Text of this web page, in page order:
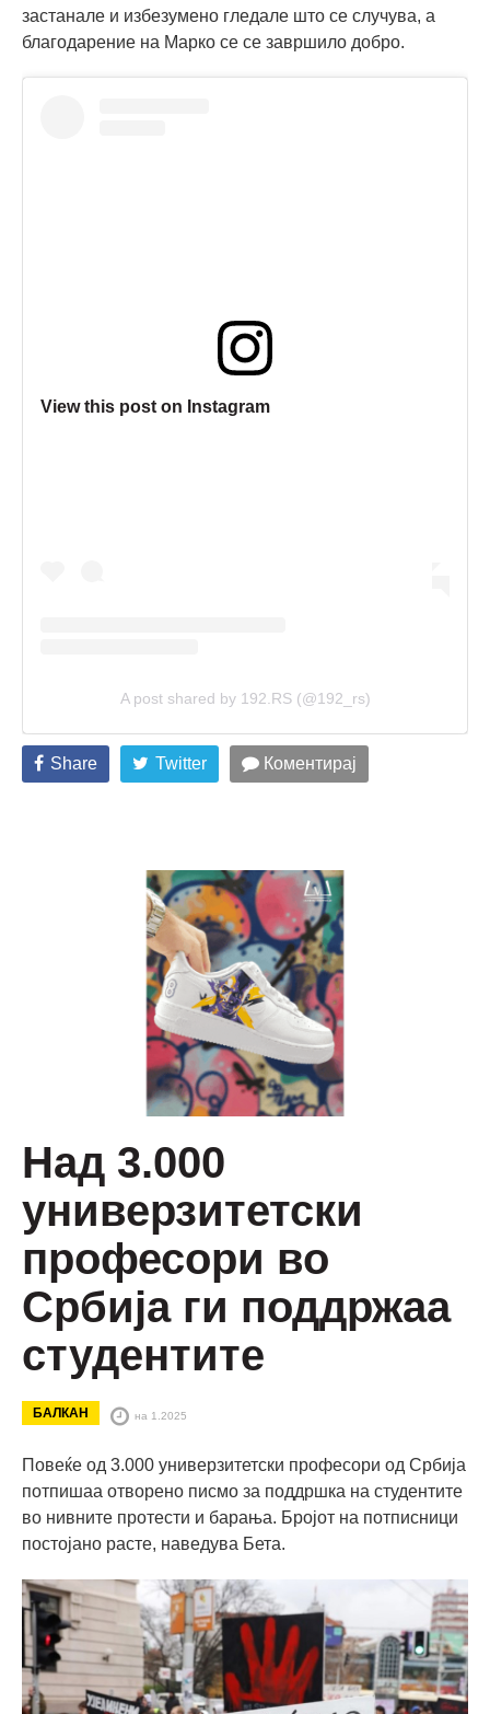
застанале и избезумено гледале што се случува, а
благодарение на Марко се се завршило добро.
View this post on Instagram
A post shared by 192.RS (@192_rs)
Share Twitter Коментирај
Над 3.000
универзитетски
професори во
Србија ги поддржаа
студентите
БАЛКАН на 1.2025
Повеќе од 3.000 универзитетски професори од Србија
потпишаа отворено писмо за поддршка на студентите
во нивните протести и барања. Бројот на потписници
постојано расте, наведува Бета.